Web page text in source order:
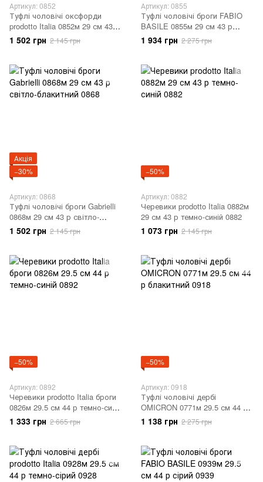
Артикул: 0852
Туфлі чоловічі оксфорди
prodotto Italia 0852м 29 см 43 р
світло-коричневий 0852
1 502 грн 2 145 грн
Артикул: 0855
Туфлі чоловічі броги FABIO
BASILE 0855м 29 см 43 р
горіховий 0855
1 934 грн 2 275 грн
Акція
−30%
Артикул: 0868
Туфлі чоловічі броги Gabrielli
0868м 29 см 43 р світло-
блакитний 0868
1 502 грн 2 145 грн
−50%
Артикул: 0882
Черевики prodotto Italia 0882м
29 см 43 р темно-синій 0882
1 073 грн 2 145 грн
−50%
Артикул: 0892
Черевики prodotto Italia броги
0826м 29.5 см 44 р темно-синій
0892
1 333 грн 2 665 грн
−50%
Артикул: 0918
Туфлі чоловічі дербі
OMICRON 0771м 29.5 см 44 р
блакитний 0918
1 138 грн 2 275 грн